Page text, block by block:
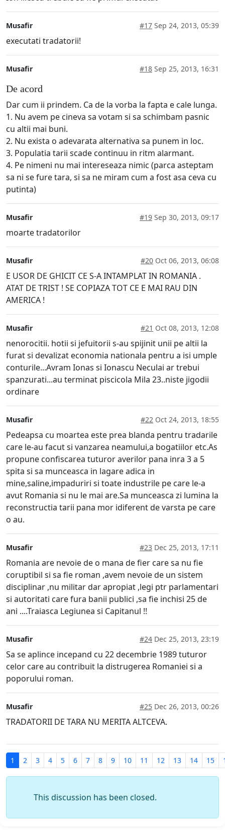
Musafir #17 Sep 24, 2013, 05:39
executati tradatorii!
Musafir #18 Sep 25, 2013, 16:31
De acord
Dar cum ii prindem. Ca de la vorba la fapta e cale lunga.
1. Nu avem pe cineva sa votam si sa schimbam pasnic
cu altii mai buni.
2. Nu exista o adevarata alternativa sa punem in loc.
3. Populatia tarii scade continuu in ritm alarmant.
4. Pe nimeni nu mai intereseaza nimic (parca asteptam
sa ni se fure tara, si sa ne miram cum a fost asa ceva cu
putinta)
Musafir #19 Sep 30, 2013, 09:17
moarte tradatorilor
Musafir #20 Oct 06, 2013, 06:08
E USOR DE GHICIT CE S-A INTAMPLAT IN ROMANIA .
ATAT DE TRIST ! SE COPIAZA TOT CE E MAI RAU DIN
AMERICA !
Musafir #21 Oct 08, 2013, 12:08
nenorocitii. hotii si jefuitorii s-au spijinit unii pe altii la
furat si devalizat economia nationala pentru a isi umple
conturile...Avram Ionas si Ionascu Neculai ar trebui
spanzurati...au terminat piscicola Mila 23..niste jigodii
ordinare
Musafir #22 Oct 24, 2013, 18:55
Pedeapsa cu moartea este prea blanda pentru tradarile
care le-au facut si vanzarea neamului,a bogatiilor etc.As
propune confiscarea tuturor averilor pana inra 3 a 5
spita si sa munceasca in lagare adica in
mine,saline,impaduriri si toate industrile pe care le-a
avut Romania si nu le mai are.Sa munceasca zi lumina la
reconstructia tarii pana mor idiferent de varsta pe care
o au.
Musafir #23 Dec 25, 2013, 17:11
Romania are nevoie de o mana de fier care sa nu fie
coruptibil si sa fie roman ,avem nevoie de un sistem
disciplinar ,nu militar dar apropiat ,legi ptr parlamentari
si autoritati care fura banii publici ,sa fie inchisi 25 de
ani ....Traiasca Legiunea si Capitanul !!
Musafir #24 Dec 25, 2013, 23:19
Sa se aplince incepand cu 22 decembrie 1989 tuturor
celor care au contribuit la distrugerea Romaniei si a
poporului roman.
Musafir #25 Dec 26, 2013, 00:26
TRADATORII DE TARA NU MERITA ALTCEVA.
1 2 3 4 5 6 7 8 9 10 11 12 13 14 15
This discussion has been closed.